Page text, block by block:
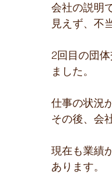
会社の説明
見えず、不
2回目の団
ました。
仕事の状況
その後、会
現在も業績
あります。